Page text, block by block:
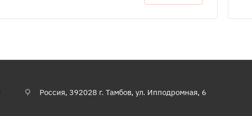
Россия, 392028 г. Тамбов, ул. Ипподромная, 6